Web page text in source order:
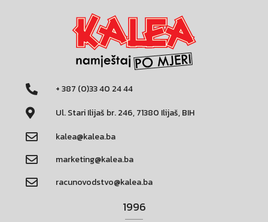
+ 387 (0)33 40 24 44
Ul. Stari Ilijaš br. 246, 71380 Ilijaš, BIH
kalea@kalea.ba
marketing@kalea.ba
racunovodstvo@kalea.ba
1996